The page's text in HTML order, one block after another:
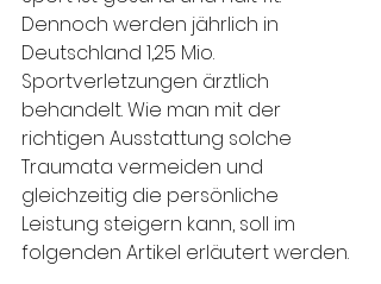
Dennoch werden jährlich in
Deutschland 1,25 Mio.
Sportverletzungen ärztlich
behandelt. Wie man mit der
richtigen Ausstattung solche
Traumata vermeiden und
gleichzeitig die persönliche
Leistung steigern kann, soll im
folgenden Artikel erläutert werden.